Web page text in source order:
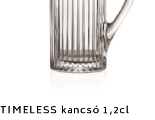
TIMELESS kancsó 1,2cl